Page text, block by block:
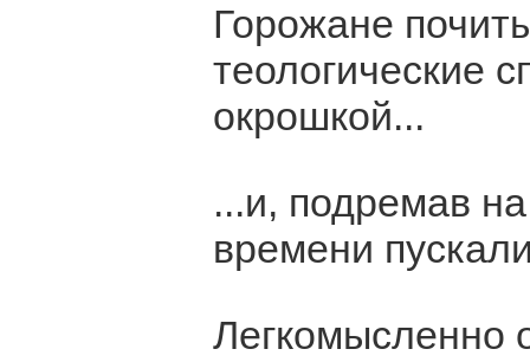
Горожане
теологические
окрошкой...
...и, подремав
времени
Легкомысленно